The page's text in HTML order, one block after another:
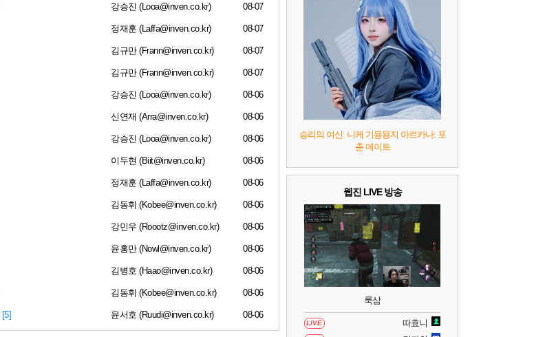
강승진 (Looa@inven.co.kr) 08-07
정재훈 (Laffa@inven.co.kr) 08-07
김규만 (Frann@inven.co.kr) 08-07
김규만 (Frann@inven.co.kr) 08-07
강승진 (Looa@inven.co.kr) 08-06
신연재 (Arra@inven.co.kr) 08-06
강승진 (Looa@inven.co.kr) 08-06
이두현 (Biit@inven.co.kr) 08-06
정재훈 (Laffa@inven.co.kr) 08-06
김동휘 (Kobee@inven.co.kr) 08-06
강민우 (Roootz@inven.co.kr) 08-06
윤홍만 (Nowl@inven.co.kr) 08-06
김병호 (Haao@inven.co.kr) 08-06
김동휘 (Kobee@inven.co.kr) 08-06
[5] 윤서호 (Ruudi@inven.co.kr) 08-06
리듬 천국 미라클 스타즈
헤일로: 캠페인 이볼브드 2
캡틴 츠바사 2 월드 파이터즈
승리의 여신: 니케 기묭묭지 아르카나: 포
츈 메이트
웹진 LIVE 방송
룩삼
LIVE 따효니